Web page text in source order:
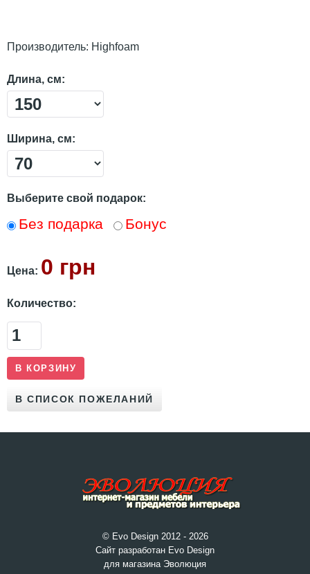
Производитель: Highfoam
Длина, см:
Ширина, см:
Выберите свой подарок:
Без подарка Бонус
Цена: 0 грн
Количество:
© Evo Design 2012 - 2026
Сайт разработан Evo Design
для магазина Эволюция